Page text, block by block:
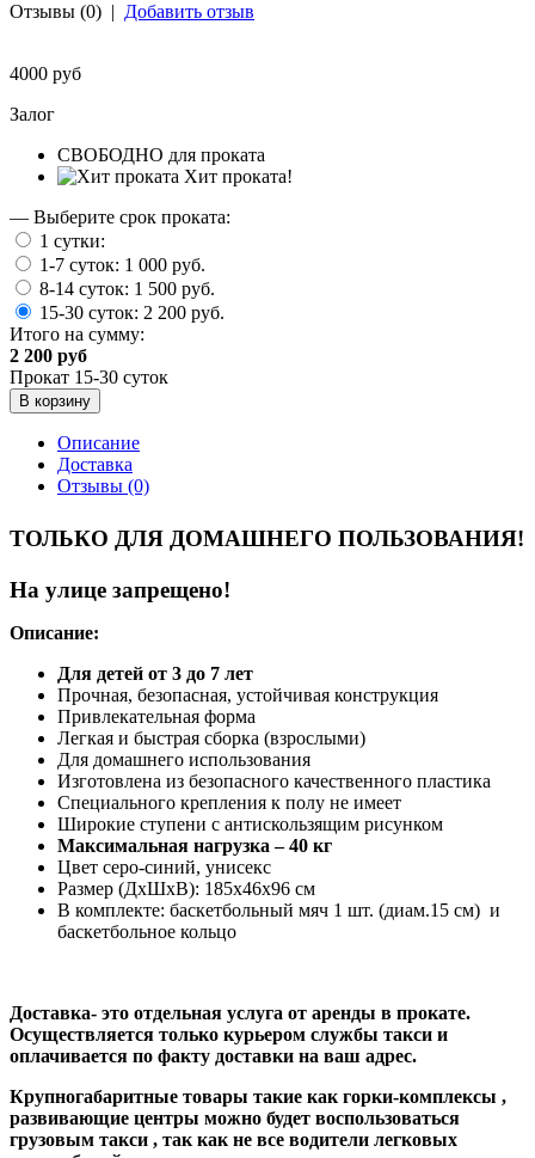
Отзывы (0) | Добавить отзыв
4000 руб
Залог
СВОБОДНО для проката
Хит проката!
— Выберите срок проката:
1 сутки:
1-7 суток: 1 000 руб.
8-14 суток: 1 500 руб.
15-30 суток: 2 200 руб.
Итого на сумму:
2 200 руб
Прокат 15-30 суток
В корзину
Описание
Доставка
Отзывы (0)
ТОЛЬКО ДЛЯ ДОМАШНЕГО ПОЛЬЗОВАНИЯ!
На улице запрещено!
Описание:
Для детей от 3 до 7 лет
Прочная, безопасная, устойчивая конструкция
Привлекательная форма
Легкая и быстрая сборка (взрослыми)
Для домашнего использования
Изготовлена из безопасного качественного пластика
Специального крепления к полу не имеет
Широкие ступени с антискользящим рисунком
Максимальная нагрузка – 40 кг
Цвет серо-синий, унисекс
Размер (ДхШхВ): 185х46х96 см
В комплекте: баскетбольный мяч 1 шт. (диам.15 см) и
баскетбольное кольцо
Доставка- это отдельная услуга от аренды в прокате.
Осуществляется только курьером службы такси и
оплачивается по факту доставки на ваш адрес.
Крупногабаритные товары такие как горки-комплексы ,
развивающие центры можно будет воспользоваться
грузовым такси , так как не все водители легковых